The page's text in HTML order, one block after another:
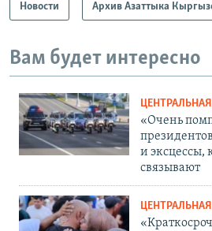
Новости Архив Азаттыка
Вам будет интересно
«Очень
и эксцессы,
связывают